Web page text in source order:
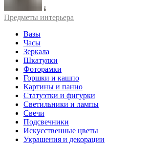
Предметы интерьера
Вазы
Часы
Зеркала
Шкатулки
Фоторамки
Горшки и кашпо
Картины и панно
Статуэтки и фигурки
Светильники и лампы
Свечи
Подсвечники
Искусственные цветы
Украшения и декорации